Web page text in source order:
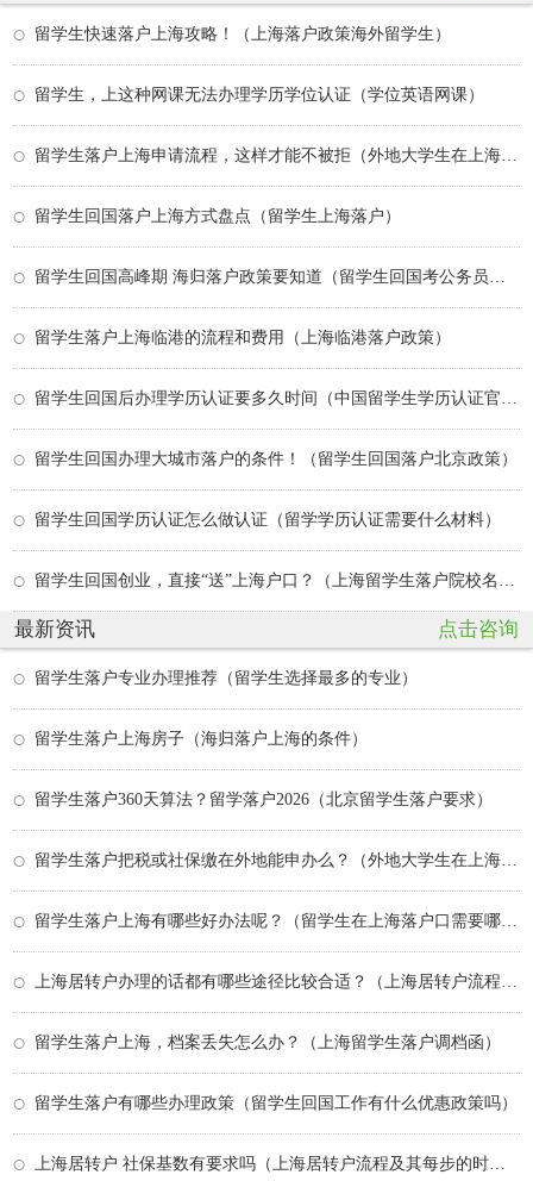
留学生快速落户上海攻略！（上海落户政策海外留学生）
留学生，上这种网课无法办理学历学位认证（学位英语网课）
留学生回国落户上海方式盘点（留学生上海落户）
留学生落户上海临港的流程和费用（上海临港落户政策）
留学生回国办理大城市落户的条件！（留学生回国落户北京政策）
留学生回国学历认证怎么做认证（留学学历认证需要什么材料）
最新资讯 点击咨询
留学生落户专业办理推荐（留学生选择最多的专业）
留学生落户上海房子（海归落户上海的条件）
留学生落户360天算法？留学落户2026（北京留学生落户要求）
留学生落户上海，档案丢失怎么办？（上海留学生落户调档函）
留学生落户有哪些办理政策（留学生回国工作有什么优惠政策吗）